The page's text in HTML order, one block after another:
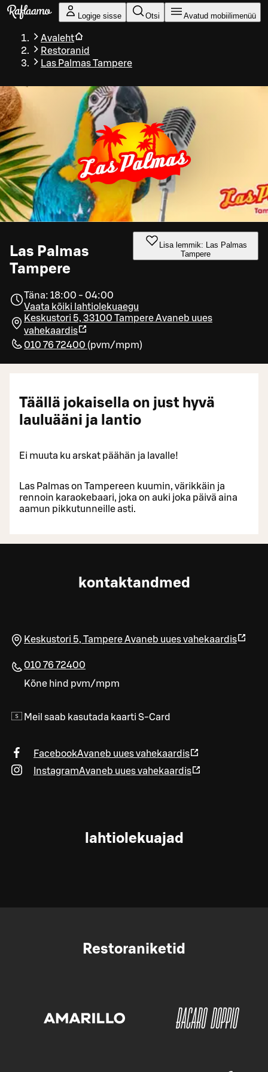
Liigu peamise sisu juurde
Logige sisse Otsi Avatud mobiilimenüü
Avaleht
Restoranid
Las Palmas Tampere
Las Palmas
Tampere
Lisa lemmik: Las Palmas
Tampere
Täna: 18:00 - 04:00
Vaata kõiki lahtiolekuaegu
Keskustori 5, 33100 TampereAvaneb uues
vahekaardis
010 76 72400 (pvm/mpm)
Täällä jokaisella on just hyvä
lauluääni ja lantio
Ei muuta ku arskat päähän ja lavalle!
Las Palmas on Tampereen kuumin, värikkäin ja
rennoin karaokebaari, joka on auki joka päivä aina
aamun pikkutunneille asti.
kontaktandmed
Keskustori 5, TampereAvaneb uues vahekaardis
010 76 72400
Kõne hind pvm/mpm
Meil saab kasutada kaarti S-Card
FacebookAvaneb uues vahekaardis
InstagramAvaneb uues vahekaardis
lahtiolekuajad
Restoraniketid